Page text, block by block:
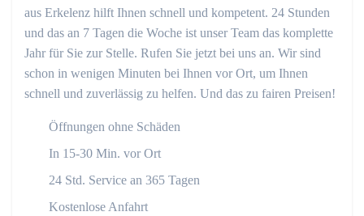
aus Erkelenz hilft Ihnen schnell und kompetent. 24 Stunden
und das an 7 Tagen die Woche ist unser Team das komplette
Jahr für Sie zur Stelle. Rufen Sie jetzt bei uns an. Wir sind
schon in wenigen Minuten bei Ihnen vor Ort, um Ihnen
schnell und zuverlässig zu helfen. Und das zu fairen Preisen!
Öffnungen ohne Schäden
In 15-30 Min. vor Ort
24 Std. Service an 365 Tagen
Kostenlose Anfahrt